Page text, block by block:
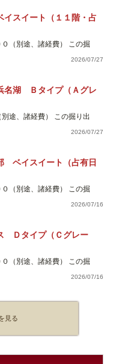
スイート（１１階・占
（別途、諸経費） この掘
2026/07/27
名湖 Ｂタイプ（Ａグレ
途、諸経費） この掘り出
2026/07/27
ベイスイート（占有日
（別途、諸経費） この掘
2026/07/16
Ｄタイプ（Ｃグレー
（別途、諸経費） この掘
2026/07/16
見る